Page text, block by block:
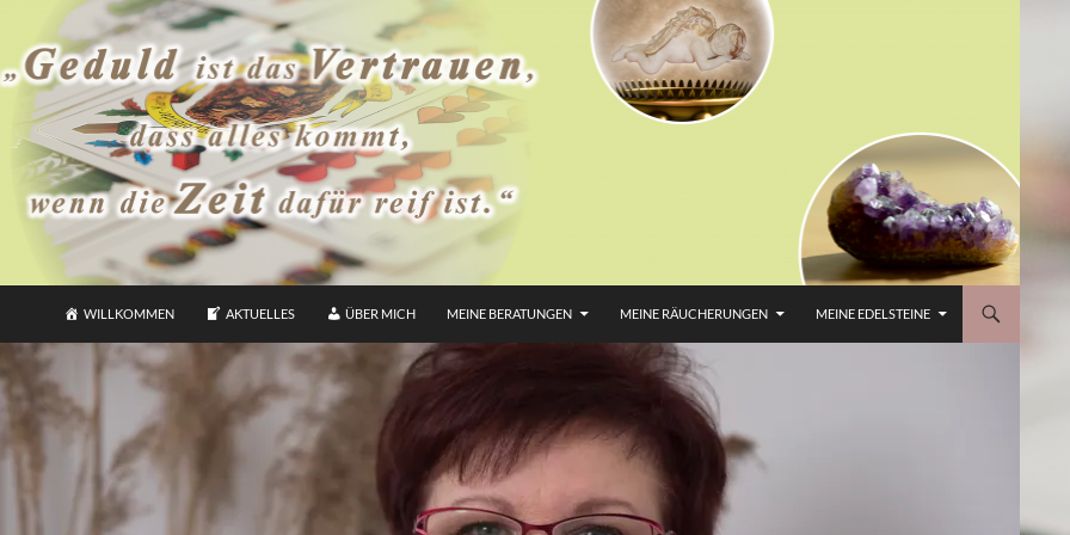
WILLKOMMEN AKTUELLES ÜBER MICH MEINE BERATUNGEN MEINE RÄUCHERUNGEN MEINE EDELSTEINE